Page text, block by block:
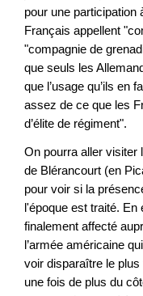
pour une participation
Français appellent
"compagnie de
que seuls les
que l’usage qu’ils en
assez de ce que les
d’élite de régiment".
On pourra aller visiter
de Blérancourt (en
pour voir si la
l'époque est traité. En
finalement affecté
l’armée américaine
voir disparaître le
une fois de plus du